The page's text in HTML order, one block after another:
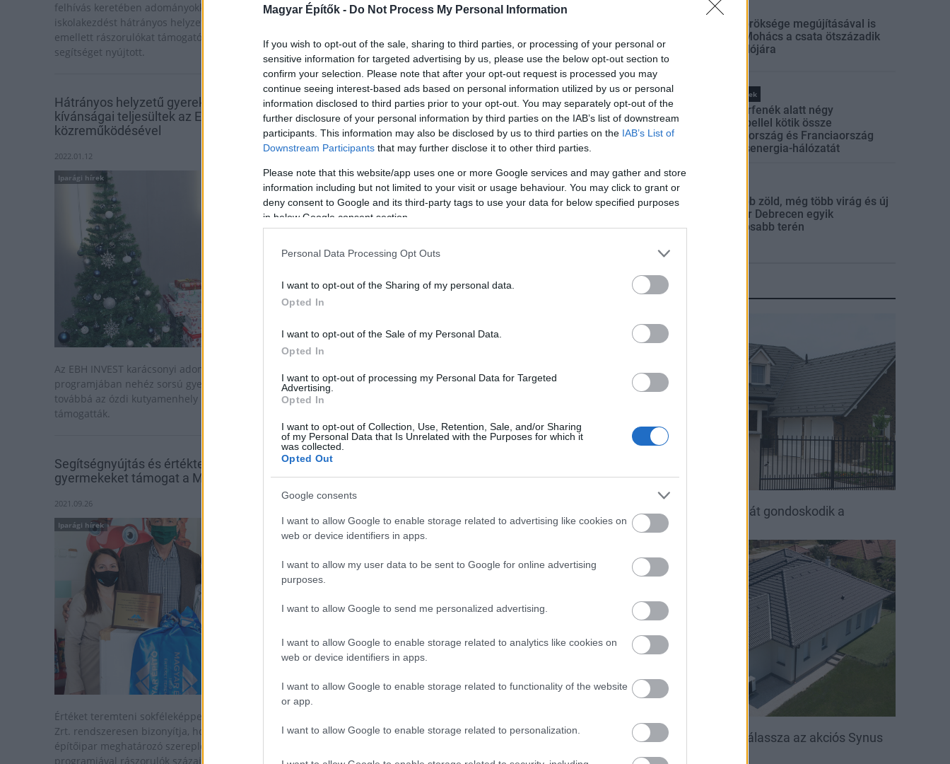
Magyar Építők - Do Not Process My Personal Information
If you wish to opt-out of the sale, sharing to third parties, or processing of your personal or
sensitive information for targeted advertising by us, please use the below opt-out section to
confirm your selection. Please note that after your opt-out request is processed you may
continue seeing interest-based ads based on personal information utilized by us or personal
information disclosed to third parties prior to your opt-out. You may separately opt-out of the
further disclosure of your personal information by third parties on the IAB’s list of downstream
participants. This information may also be disclosed by us to third parties on the IAB’s List of
Downstream Participants that may further disclose it to other third parties.
Please note that this website/app uses one or more Google services and may gather and store
information including but not limited to your visit or usage behaviour. You may click to grant or
deny consent to Google and its third-party tags to use your data for below specified purposes
in below Google consent section.
Personal Data Processing Opt Outs
I want to opt-out of the Sharing of my personal data.
Opted In
I want to opt-out of the Sale of my Personal Data.
Opted In
I want to opt-out of processing my Personal Data for Targeted
Advertising.
Opted In
I want to opt-out of Collection, Use, Retention, Sale, and/or Sharing
of my Personal Data that Is Unrelated with the Purposes for which it
was collected.
Opted Out
Google consents
I want to allow Google to enable storage related to advertising like cookies on
web or device identifiers in apps.
I want to allow my user data to be sent to Google for online advertising
purposes.
I want to allow Google to send me personalized advertising.
I want to allow Google to enable storage related to analytics like cookies on
web or device identifiers in apps.
I want to allow Google to enable storage related to functionality of the website
or app.
I want to allow Google to enable storage related to personalization.
felhívás keretében adományokkal segítette az
iskolakezdést hátrányos helyzetű családok számára,
emellett rászorulókat támogató alapítványoknak is
segítséget nyújtott.
Hátrányos helyzetű gyerekek karácsonyi
kívánságai teljesültek az EBH INVEST
közreműködésével
2022.01.12
Iparági hírek
Az EBH INVEST karácsonyi adománygyűjtési
programjában nehéz sorsú gyermekeken segítettek,
továbbá az ózdi kutyamenhely négylábú lakóit is
támogatták.
Segítségnyújtás és értékteremtés:
gyermekeket támogat a Magyar Építő Zrt.
2021.09.26
Iparági hírek
Értéket teremteni sokféleképpen lehet: a Magyar Építő
Zrt. rendszeresen bizonyítja, hogy nem csupán a hazai
építőipar meghatározó szereplője, de adományozási
programjával rászorulók százain segít.
Alapítványon keresztül 15 millió forinttal támogatta a
beszerzését.
Orvosi eszközökkel segítette a légimentőket a
Swietelsky Vasúttechnika
2021.12.23
Aktuális
Az adományt a beteg gyermekeket segítő Országos
Budaörsi Légimentő Bázisnak.
Mi épül?
Épített öröksége megújításával is
készül Mohács a csata ötszázadik
évfordulójára
Iparági hírek
A tengerfenék alatt négy
óriáskábellel kötik össze
Spanyolország és Franciaország
villamosenergia-hálózatát
Még több zöld, még több virág és új
játszótér Debrecen egyik
legfontosabb terén
KIRAKAT
Tető, ami évtizedeken át gondoskodik a
családról
Döntsön könnyedén: válassza az akciós Synus